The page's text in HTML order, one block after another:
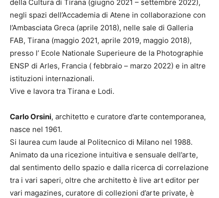
della Cultura di Tirana (giugno 2021 – settembre 2022),
negli spazi dell’Accademia di Atene in collaborazione con
l’Ambasciata Greca (aprile 2018), nelle sale di Galleria
FAB, Tirana (maggio 2021, aprile 2019, maggio 2018),
presso l’ Ecole Nationale Superieure de la Photographie
ENSP di Arles, Francia ( febbraio – marzo 2022) e in altre
istituzioni internazionali.
Vive e lavora tra Tirana e Lodi.
Carlo Orsini, architetto e curatore d’arte contemporanea,
nasce nel 1961.
Si laurea cum laude al Politecnico di Milano nel 1988.
Animato da una ricezione intuitiva e sensuale dell’arte,
dal sentimento dello spazio e dalla ricerca di correlazione
tra i vari saperi, oltre che architetto è live art editor per
vari magazines, curatore di collezioni d’arte private, è